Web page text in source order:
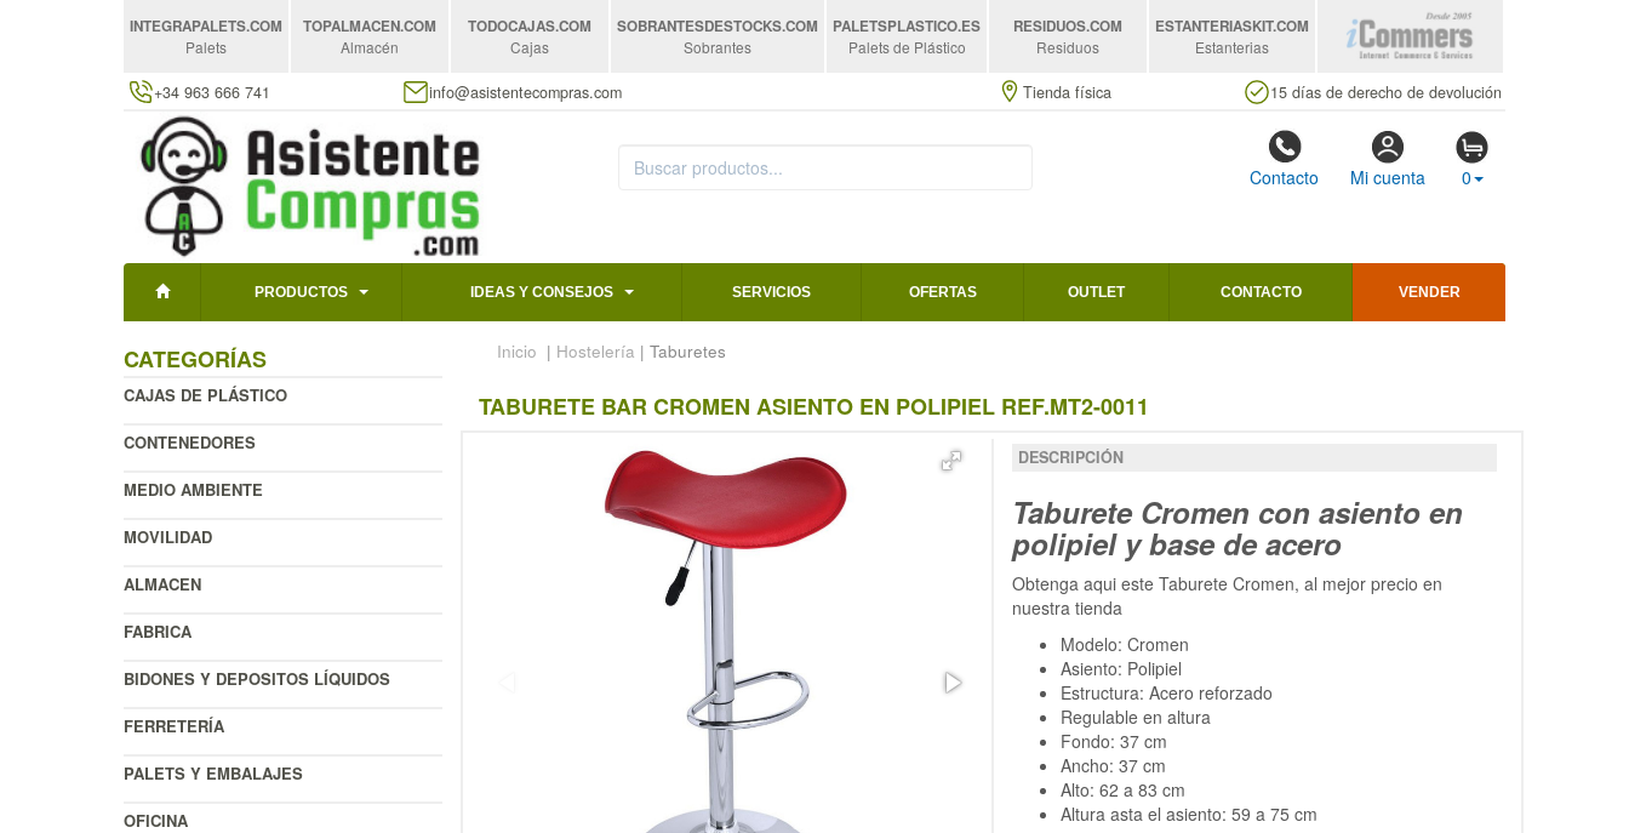
INTEGRAPALETS.COM
Palets
TOPALMACEN.COM
Almacén
TODOCAJAS.COM
Cajas
SOBRANTESDESTOCKS.COM
Sobrantes
PALETSPLASTICO.ES
Palets de Plástico
RESIDUOS.COM
Residuos
ESTANTERIASKIT.COM
Estanterias
+34 963 666 741 info@asistentecompras.com Tienda física 15 días de derecho de devolución
Contacto Mi cuenta 0
PRODUCTOS IDEAS Y CONSEJOS SERVICIOS OFERTAS OUTLET CONTACTO VENDER
CATEGORÍAS
CAJAS DE PLÁSTICO
CONTENEDORES
MEDIO AMBIENTE
MOVILIDAD
ALMACEN
FABRICA
BIDONES Y DEPOSITOS LÍQUIDOS
FERRETERÍA
PALETS Y EMBALAJES
OFICINA
Inicio | Hostelería | Taburetes
TABURETE BAR CROMEN ASIENTO EN POLIPIEL REF.MT2-0011
DESCRIPCIÓN
Taburete Cromen con asiento en
polipiel y base de acero
Obtenga aqui este Taburete Cromen, al mejor precio en
nuestra tienda
Modelo: Cromen
Asiento: Polipiel
Estructura: Acero reforzado
Regulable en altura
Fondo: 37 cm
Ancho: 37 cm
Alto: 62 a 83 cm
Altura asta el asiento: 59 a 75 cm